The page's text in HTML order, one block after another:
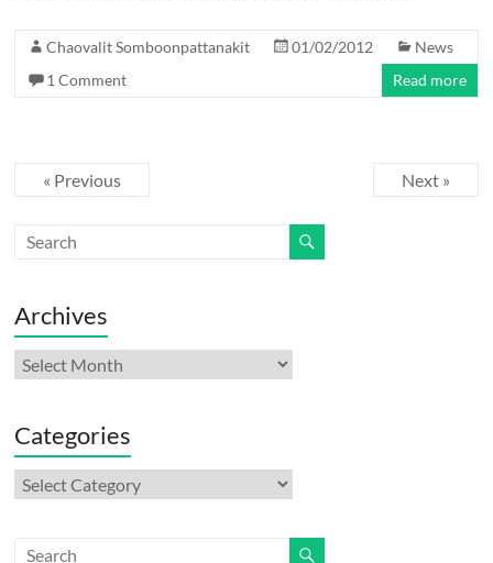
Chaovalit Somboonpattanakit 01/02/2012
News
1 Comment
Read more
« Previous Next »
Archives
Archives
Categories
Categories